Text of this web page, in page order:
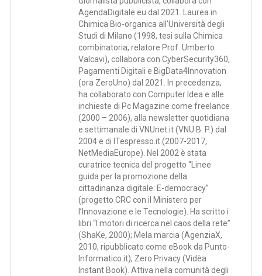
AgendaDigitale.eu dal 2021. Laurea in
Chimica Bio-organica all’Università degli
Studi di Milano (1998, tesi sulla Chimica
combinatoria, relatore Prof. Umberto
Valcavi), collabora con CyberSecurity360,
Pagamenti Digitali e BigData4Innovation
(ora ZeroUno) dal 2021. In precedenza,
ha collaborato con Computer Idea e alle
inchieste di Pc Magazine come freelance
(2000 – 2006), alla newsletter quotidiana
e settimanale di VNUnet.it (VNU B. P.) dal
2004 e di ITespresso.it (2007-2017,
NetMediaEurope). Nel 2002 è stata
curatrice tecnica del progetto “Linee
guida per la promozione della
cittadinanza digitale: E-democracy”
(progetto CRC con il Ministero per
l’Innovazione e le Tecnologie). Ha scritto i
libri “I motori di ricerca nel caos della rete”
(ShaKe, 2000); Mela marcia (AgenziaX,
2010, ripubblicato come eBook da Punto-
Informatico.it); Zero Privacy (Vidèa
Instant Book). Attiva nella comunità degli